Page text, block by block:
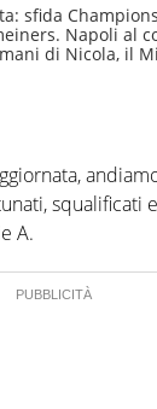
sfida
Napoli al
di Nicola, il
squalificati
A.